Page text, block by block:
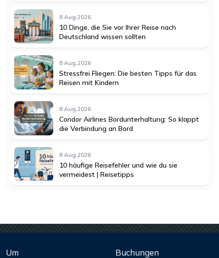
8 Aug,2026
10 Dinge, die Sie vor Ihrer Reise nach
Deutschland wissen sollten
8 Aug,2026
Stressfrei Fliegen: Die besten Tipps für das
Reisen mit Kindern
8 Aug,2026
Condor Airlines Bordunterhaltung: So klappt
die Verbindung an Bord
8 Aug,2026
10 häufige Reisefehler und wie du sie
vermeidest | Reisetipps
Um Buchungen